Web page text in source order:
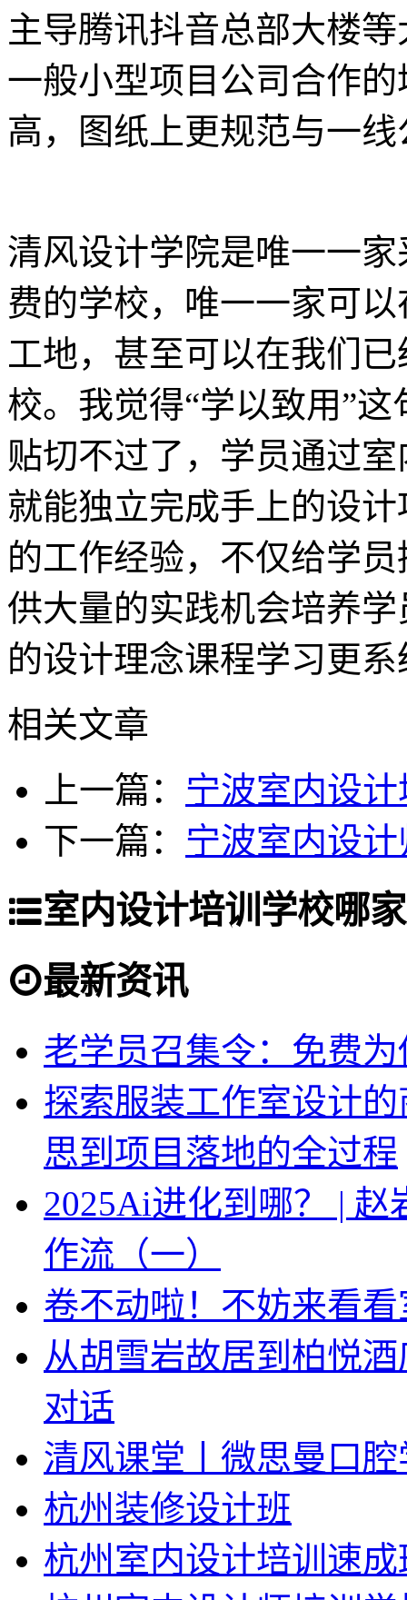
主导腾讯抖音总部大楼
一般小型项目公司合作
高，图纸上更规范与一
清风设计学院是唯一一
费的学校，唯一一家可
工地，甚至可以在我们
校。我觉得“学以致用”
贴切不过了，学员通过
就能独立完成手上的设
的工作经验，不仅给学
供大量的实践机会培养
的设计理念课程学习更系
相关文章
上一篇： 宁波室内设
下一篇： 宁波室内设
室内设计培训学校哪
最新资讯
老学员召集令：免费
探索服装工作室设计
思到项目落地的全过程
2025Ai进化到哪？ |
作流（一）
卷不动啦！不妨来看
从胡雪岩故居到柏悦
对话
清风课堂丨微思曼口
杭州装修设计班
杭州室内设计培训速成